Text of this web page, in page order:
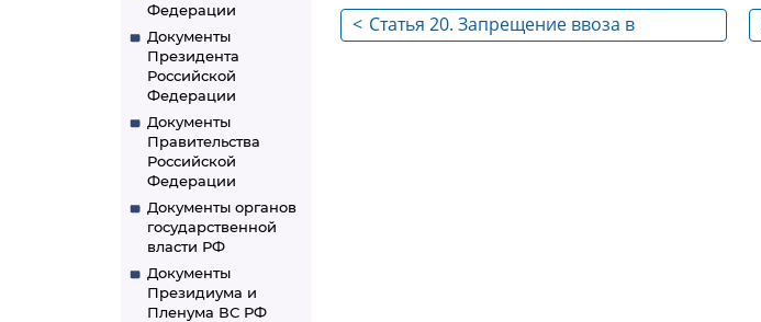
Федерации
Документы
Президента
Российской
Федерации
Документы
Правительства
Российской
Федерации
Документы органов
государственной
власти РФ
Документы
Президиума и
Пленума ВС РФ
< Статья 20. Запрещение ввоза в